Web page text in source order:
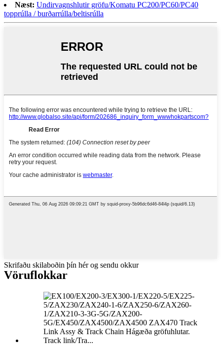
Næst: Undirvagnshlutir gröfu/Komatu PC200/PC60/PC40
topprúlla / burðarrúlla/beltisrúlla
Skrifaðu skilaboðin þín hér og sendu okkur
Vöruflokkar